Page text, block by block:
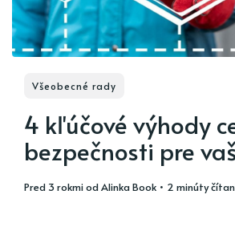
Všeobecné rady
4 kľúčové výhody
bezpečnosti pre
pred 3 rokmiodAlinka Book • 2 minúty